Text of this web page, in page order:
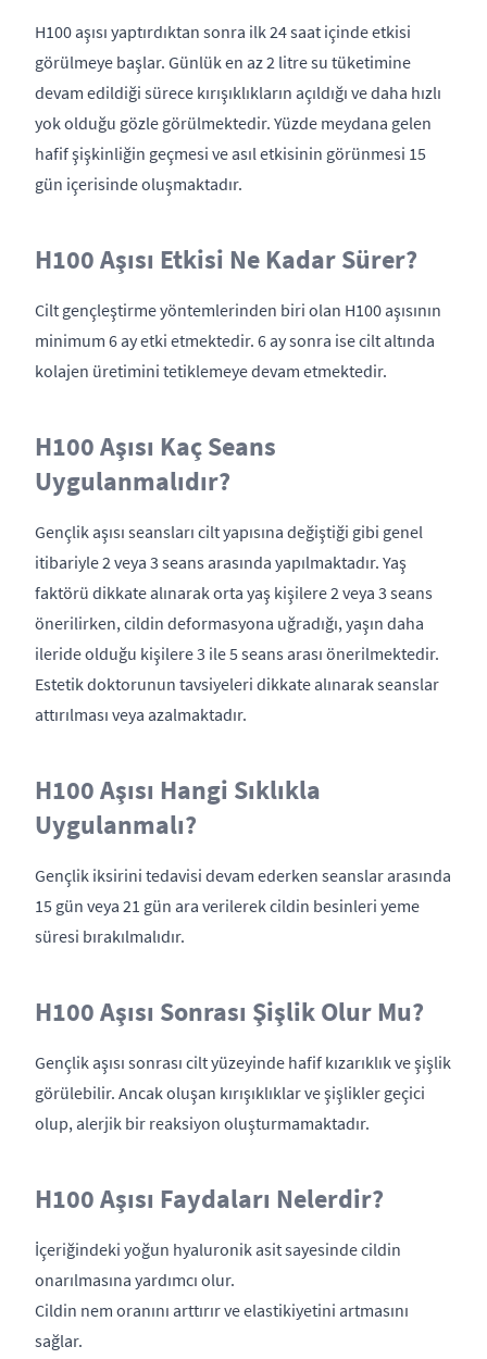
H100 aşısı yaptırdıktan sonra ilk 24 saat içinde etkisi
görülmeye başlar. Günlük en az 2 litre su tüketimine
devam edildiği sürece kırışıklıkların açıldığı ve daha hızlı
yok olduğu gözle görülmektedir. Yüzde meydana gelen
hafif şişkinliğin geçmesi ve asıl etkisinin görünmesi 15
gün içerisinde oluşmaktadır.
H100 Aşısı Etkisi Ne Kadar Sürer?
Cilt gençleştirme yöntemlerinden biri olan H100 aşısının
minimum 6 ay etki etmektedir. 6 ay sonra ise cilt altında
kolajen üretimini tetiklemeye devam etmektedir.
H100 Aşısı Kaç Seans
Uygulanmalıdır?
Gençlik aşısı seansları cilt yapısına değiştiği gibi genel
itibariyle 2 veya 3 seans arasında yapılmaktadır. Yaş
faktörü dikkate alınarak orta yaş kişilere 2 veya 3 seans
önerilirken, cildin deformasyona uğradığı, yaşın daha
ileride olduğu kişilere 3 ile 5 seans arası önerilmektedir.
Estetik doktorunun tavsiyeleri dikkate alınarak seanslar
attırılması veya azalmaktadır.
H100 Aşısı Hangi Sıklıkla
Uygulanmalı?
Gençlik iksirini tedavisi devam ederken seanslar arasında
15 gün veya 21 gün ara verilerek cildin besinleri yeme
süresi bırakılmalıdır.
H100 Aşısı Sonrası Şişlik Olur Mu?
Gençlik aşısı sonrası cilt yüzeyinde hafif kızarıklık ve şişlik
görülebilir. Ancak oluşan kırışıklıklar ve şişlikler geçici
olup, alerjik bir reaksiyon oluşturmamaktadır.
H100 Aşısı Faydaları Nelerdir?
İçeriğindeki yoğun hyaluronik asit sayesinde cildin
onarılmasına yardımcı olur.
Cildin nem oranını arttırır ve elastikiyetini artmasını
sağlar.